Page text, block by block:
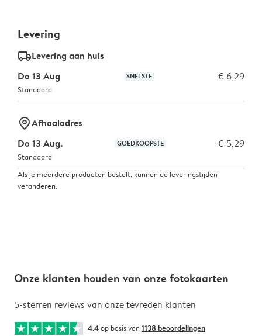
Levering
delivery_standard_v2Levering aan huis
Do 13 Aug
SNELSTE € 6,29
Standaard
marker-pinAfhaaladres
Do 13 Aug.
GOEDKOOPSTE € 5,29
Standaard
Als je meerdere producten bestelt, kunnen de leveringstijden
veranderen.
Onze klanten houden van onze fotokaarten
5-sterren reviews van onze tevreden klanten
4.4op basis van 1138 beoordelingen